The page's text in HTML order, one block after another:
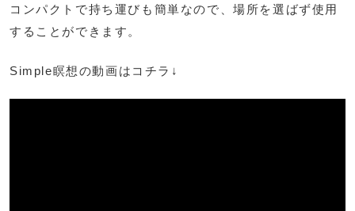
コンパクトで持ち運びも簡単なので、場所を選ばず使用
することができます。
Simple瞑想の動画はコチラ↓